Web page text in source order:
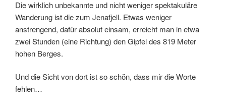
Die wirklich unbekannte und nicht weniger spektakuläre
Wanderung ist die zum Jenafjell. Etwas weniger
anstrengend, dafür absolut einsam, erreicht man in etwa
zwei Stunden (eine Richtung) den Gipfel des 819 Meter
hohen Berges.
Und die Sicht von dort ist so schön, dass mir die Worte
fehlen…